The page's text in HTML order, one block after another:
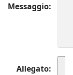
Messaggio
Allegato